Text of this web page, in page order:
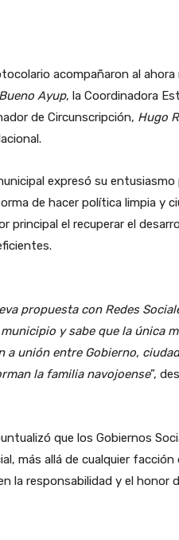
acompañaron al
Ayup, la Coordinadora
de Circunscripción, Hugo
expresó su
de hacer política limpia y
principal el recuperar el
propuesta con Redes
y sabe que la única
a unión entre Gobierno,
la familia navojoense”,
que los Gobiernos
más allá de cualquier
la responsabilidad y el honor